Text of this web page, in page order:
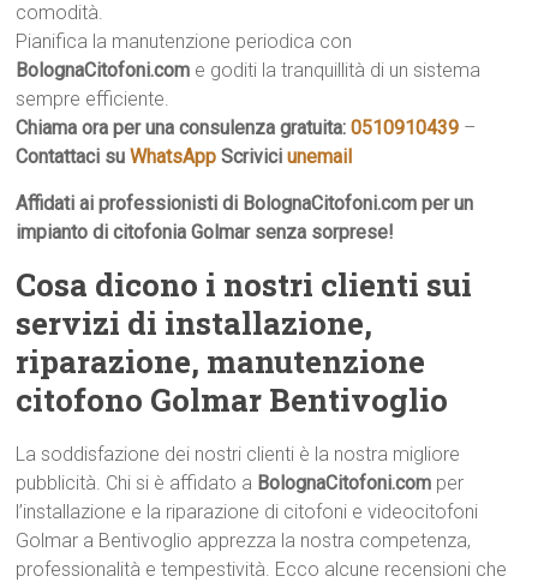
comodità.
Pianifica la manutenzione periodica con
BolognaCitofoni.com e goditi la tranquillità di un sistema
sempre efficiente.
Chiama ora per una consulenza gratuita:0510910439 –
Contattaci suWhatsApp Scriviciunemail
Affidati ai professionisti di BolognaCitofoni.com per un
impianto di citofonia Golmar senza sorprese!
Cosa dicono i nostri clienti sui
servizi di installazione,
riparazione, manutenzione
citofono Golmar Bentivoglio
La soddisfazione dei nostri clienti è la nostra migliore
pubblicità. Chi si è affidato a BolognaCitofoni.com per
l’installazione e la riparazione di citofoni e videocitofoni
Golmar a Bentivoglio apprezza la nostra competenza,
professionalità e tempestività. Ecco alcune recensioni che